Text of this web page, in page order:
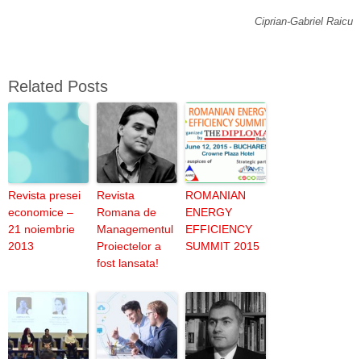
Ciprian-Gabriel Raicu
Related Posts
Revista presei
economice –
21 noiembrie
2013
Revista
Romana de
Managementul
Proiectelor a
fost lansata!
ROMANIAN
ENERGY
EFFICIENCY
SUMMIT 2015